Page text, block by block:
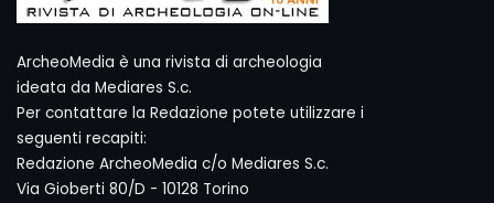
ArcheoMedia è una rivista di archeologia
ideata da Mediares S.c.
Per contattare la Redazione potete utilizzare i
seguenti recapiti:
Redazione ArcheoMedia c/o Mediares S.c.
Via Gioberti 80/D - 10128 Torino